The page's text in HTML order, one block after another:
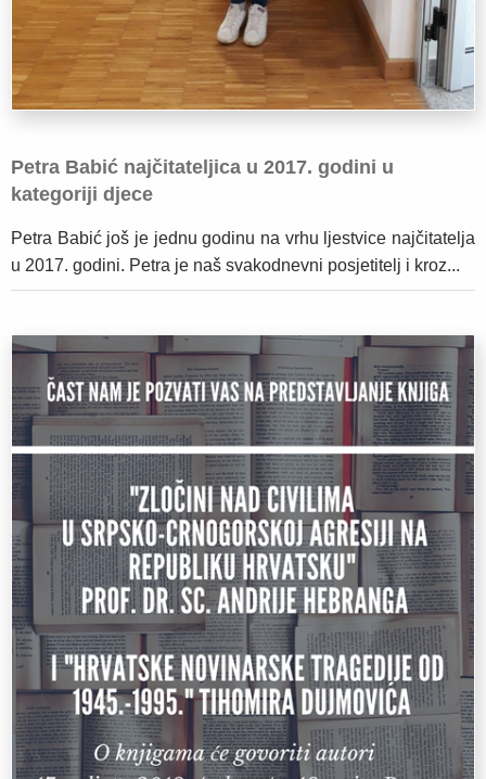
Petra Babić najčitateljica u 2017. godini u
kategoriji djece
Petra Babić još je jednu godinu na vrhu ljestvice najčitatelja
u 2017. godini. Petra je naš svakodnevni posjetitelj i kroz...